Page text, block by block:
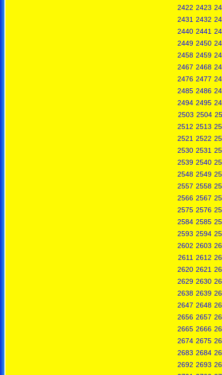
2422 2423
2431 2432
2440 2441
2449 2450
2458 2459
2467 2468
2476 2477
2485 2486
2494 2495
2503 2504
2512 2513
2521 2522
2530 2531
2539 2540
2548 2549
2557 2558
2566 2567
2575 2576
2584 2585
2593 2594
2602 2603
2611 2612
2620 2621
2629 2630
2638 2639
2647 2648
2656 2657
2665 2666
2674 2675
2683 2684
2692 2693